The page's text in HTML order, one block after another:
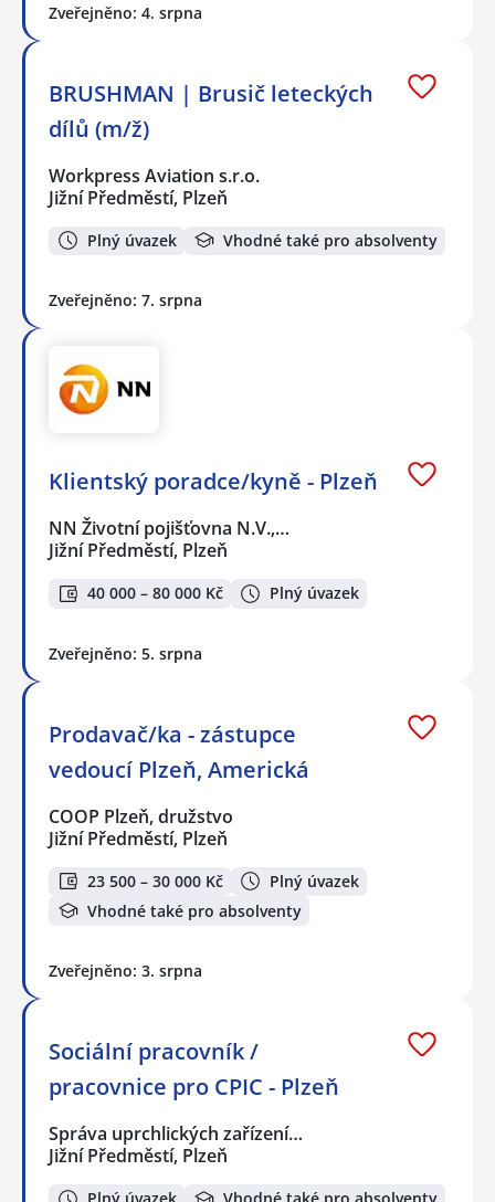
Zveřejněno: 4. srpna
BRUSHMAN | Brusič leteckých
dílů (m/ž)
Workpress Aviation s.r.o.
Jižní Předměstí, Plzeň
Plný úvazek Vhodné také pro absolventy
Zveřejněno: 7. srpna
Klientský poradce/kyně - Plzeň
NN Životní pojišťovna N.V.,…
Jižní Předměstí, Plzeň
40 000 – 80 000 Kč Plný úvazek
Zveřejněno: 5. srpna
Prodavač/ka - zástupce
vedoucí Plzeň, Americká
COOP Plzeň, družstvo
Jižní Předměstí, Plzeň
23 500 – 30 000 Kč
Plný úvazek
Vhodné také pro absolventy
Zveřejněno: 3. srpna
Sociální pracovník /
pracovnice pro CPIC - Plzeň
Správa uprchlických zařízení…
Jižní Předměstí, Plzeň